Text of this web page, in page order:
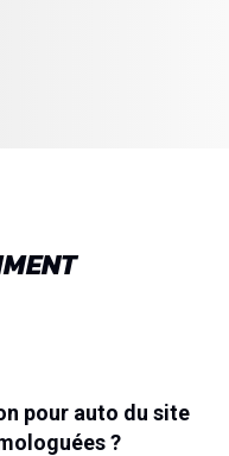
pour auto du site
?